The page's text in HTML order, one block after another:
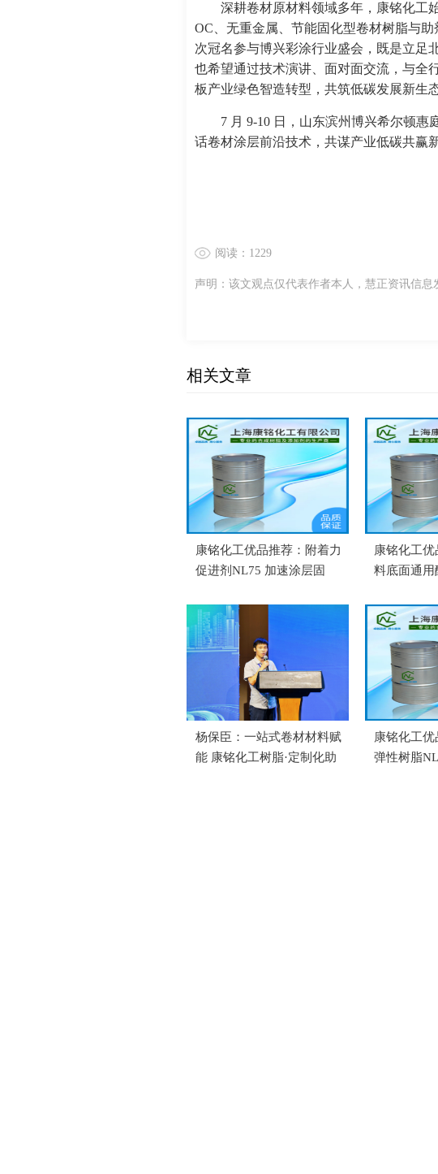
深耕卷材原材料领域多年，康铭化工
OC、无重金属、节能固化型卷材树脂与
次冠名参与博兴彩涂行业盛会，既是立足
也希望通过技术演讲、面对面交流，与全
板产业绿色智造转型，共筑低碳发展新生态
7 月 9-10 日，山东滨州博兴希尔顿
话卷材涂层前沿技术，共谋产业低碳共赢
阅读：1229
声明：该文观点仅代表作者本人，慧正资讯信息
相关文章
康铭化工优品推荐：附着力
促进剂NL75 加速涂层固
护性能
康铭化工
料底面通用
好、易打磨
杨保臣：一站式卷材材料赋
能 康铭化工树脂·定制化助
康铭化工
弹性树脂